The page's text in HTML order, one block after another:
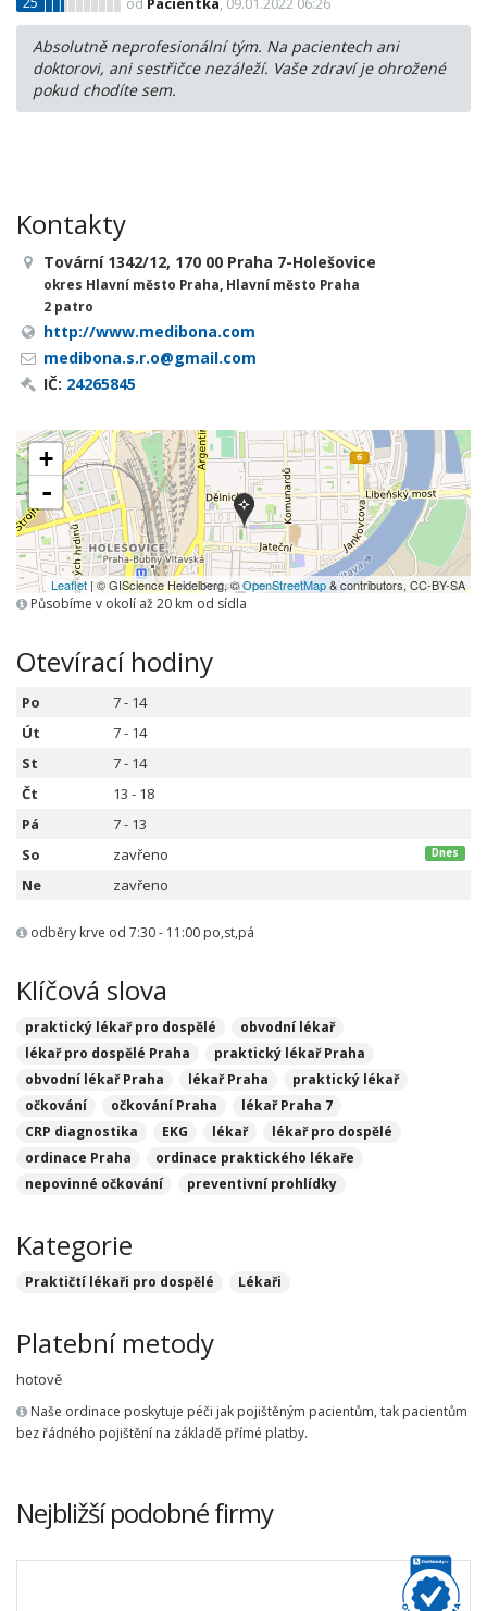
Absolutně neprofesionální tým. Na pacientech ani
doktorovi, ani sestřičce nezáleží. Vaše zdraví je ohrožené
pokud chodíte sem.
Kontakty
Tovární 1342/12, 170 00 Praha 7-Holešovice
okres Hlavní město Praha, Hlavní město Praha
2 patro
http://www.medibona.com
medibona.s.r.o@gmail.com
IČ: 24265845
+
-
Leaflet | © GIScience Heidelberg, ©OpenStreetMap& contributors, CC-BY-SA
Působíme v okolí až 20 km od sídla
Otevírací hodiny
Po
7 - 14
Út
7 - 14
St
7 - 14
Čt
13 - 18
Pá
7 - 13
So
zavřeno Dnes
Ne zavřeno
odběry krve od 7:30 - 11:00 po,st,pá
Klíčová slova
praktický lékař pro dospělé
obvodní lékař
lékař pro dospělé Praha
praktický lékař Praha
obvodní lékař Praha
lékař Praha
praktický lékař
očkování
očkování Praha
lékař Praha 7
CRP diagnostika
EKG lékař
lékař pro dospělé
ordinace Praha
ordinace praktického lékaře
nepovinné očkování
preventivní prohlídky
Kategorie
Praktičtí lékaři pro dospělé Lékaři
Platební metody
hotově
Naše ordinace poskytuje péči jak pojištěným pacientům, tak pacientům
bez řádného pojištění na základě přímé platby.
Nejbližší podobné firmy